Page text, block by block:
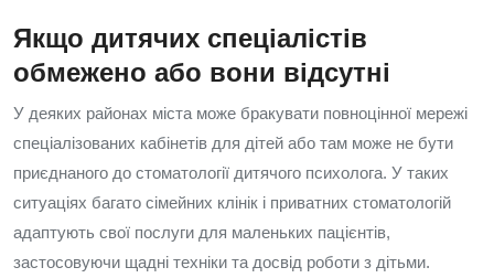
Якщо дитячих спеціалістів
обмежено або вони відсутні
У деяких районах міста може бракувати повноцінної мережі
спеціалізованих кабінетів для дітей або там може не бути
приєднаного до стоматології дитячого психолога. У таких
ситуаціях багато сімейних клінік і приватних стоматологій
адаптують свої послуги для маленьких пацієнтів,
застосовуючи щадні техніки та досвід роботи з дітьми.